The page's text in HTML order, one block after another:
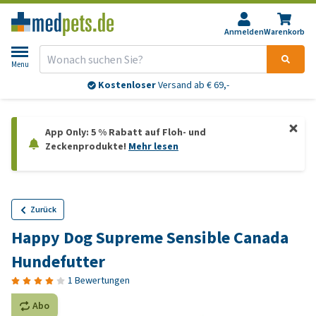
AnmeldenWarenkorb
Menu
KostenloserVersand ab € 69,-
App Only: 5 % Rabatt auf Floh- und
Zeckenprodukte! Mehr lesen
Zurück
Happy Dog Supreme Sensible Canada
Hundefutter
1 Bewertungen
Abo